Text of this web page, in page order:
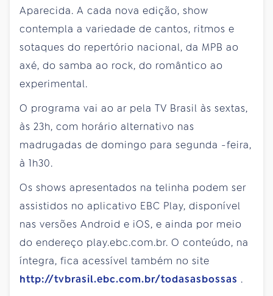
Aparecida. A cada nova edição, show
contempla a variedade de cantos, ritmos e
sotaques do repertório nacional, da MPB ao
axé, do samba ao rock, do romântico ao
experimental.
O programa vai ao ar pela TV Brasil às sextas,
às 23h, com horário alternativo nas
madrugadas de domingo para segunda -feira,
à 1h30.
Os shows apresentados na telinha podem ser
assistidos no aplicativo EBC Play, disponível
nas versões Android e iOS, e ainda por meio
do endereço play.ebc.com.br. O conteúdo, na
íntegra, fica acessível também no site
http://tvbrasil.ebc.com.br/todasasbossas .